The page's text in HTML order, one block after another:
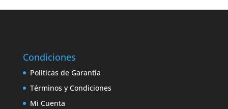
era:
es:
Condiciones
Políticas de Garantía
Términos y Condiciones
Mi Cuenta